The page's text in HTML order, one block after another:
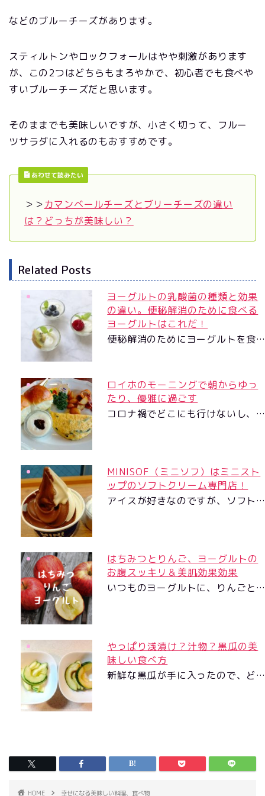
などのブルーチーズがあります。
スティルトンやロックフォールはやや刺激があります
が、この2つはどちらもまろやかで、初心者でも食べや
すいブルーチーズだと思います。
そのままでも美味しいですが、小さく切って、フルー
ツサラダに入れるのもおすすめです。
あわせて読みたい
＞＞カマンベールチーズとブリーチーズの違い
は？どっちが美味しい？
Related Posts
ヨーグルトの乳酸菌の種類と効果
の違い。便秘解消のために食べる
ヨーグルトはこれだ！
便秘解消のためにヨーグルトを食
ロイホのモーニングで朝からゆっ
たり、優雅に過ごす
コロナ禍でどこにも行けないし、
MINISOF（ミニソフ）はミニスト
ップのソフトクリーム専門店！
アイスが好きなのですが、ソフト
はちみつとりんご、ヨーグルトの
お腹スッキリ＆美肌効果効果
いつものヨーグルトに、りんごと
やっぱり浅漬け？汁物？黒瓜の美
味しい食べ方
新鮮な黒瓜が手に入ったので、ど
HOME
幸せになる美味しい料理、食べ物